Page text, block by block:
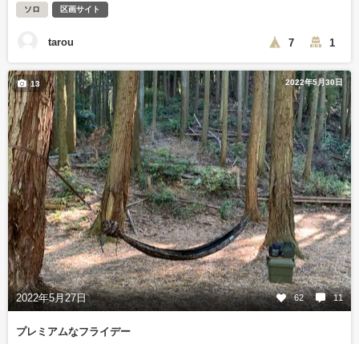
ソロ 区画サイト
tarou 7 1
2022年5月30日
2022年5月27日 62 11
13
プレミアムなフライデー